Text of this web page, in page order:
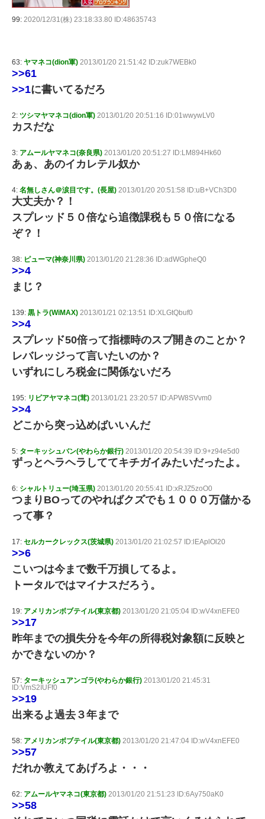
99: 2020/12/31(株) 23:18:33.80 ID:48635743
63: ヤマネコ(dion軍) 2013/01/20 21:51:42 ID:zuk7WEBk0
>>61
>>1に書いてるだろ
2: ツシマヤマネコ(dion軍) 2013/01/20 20:51:16 ID:01wwywLV0
カスだな
3: アムールヤマネコ(奈良県) 2013/01/20 20:51:27 ID:LM894Hk60
あぁ、あのイカレテル奴か
4: 名無しさん＠涙目です。(長屋) 2013/01/20 20:51:58 ID:uB+VCh3D0
大丈夫か？！
スプレッド５０倍なら追徴課税も５０倍になる
ぞ？！
38: ピューマ(神奈川県) 2013/01/20 21:28:36 ID:adWGpheQ0
>>4
まじ？
139: 黒トラ(WiMAX) 2013/01/21 02:13:51 ID:XLGtQbuf0
>>4
スプレッド50倍って指標時のスプ開きのことか？
レバレッジって言いたいのか？
いずれにしろ税金に関係ないだろ
195: リビアヤマネコ(茸) 2013/01/21 23:20:57 ID:APW8SVvm0
>>4
どこから突っ込めばいいんだ
5: ターキッシュバン(やわらか銀行) 2013/01/20 20:54:39 ID:9+z94e5d0
ずっとヘラヘラしててキチガイみたいだったよ。
6: シャルトリュー(埼玉県) 2013/01/20 20:55:41 ID:xRJZ5zoO0
つまりBOってのやればクズでも１０００万儲かる
って事？
17: セルカークレックス(茨城県) 2013/01/20 21:02:57 ID:lEAplOl20
>>6
こいつは今まで数千万損してるよ。
トータルではマイナスだろう。
19: アメリカンボブテイル(東京都) 2013/01/20 21:05:04 ID:wV4xnEFE0
>>17
昨年までの損失分を今年の所得税対象額に反映と
かできないのか？
57: ターキッシュアンゴラ(やわらか銀行) 2013/01/20 21:45:31
ID:VmS2IUFf0
>>19
出来るよ過去３年まで
58: アメリカンボブテイル(東京都) 2013/01/20 21:47:04 ID:wV4xnEFE0
>>57
だれか教えてあげろよ・・・
62: アムールヤマネコ(東京都) 2013/01/20 21:51:23 ID:6Ay750aK0
>>58